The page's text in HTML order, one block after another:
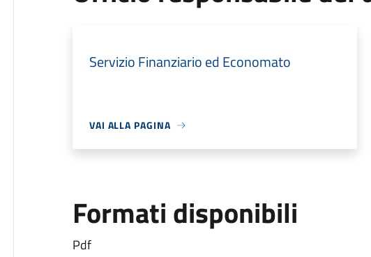
Servizio Finanziario ed Economato
VAI ALLA PAGINA
Formati disponibili
Pdf